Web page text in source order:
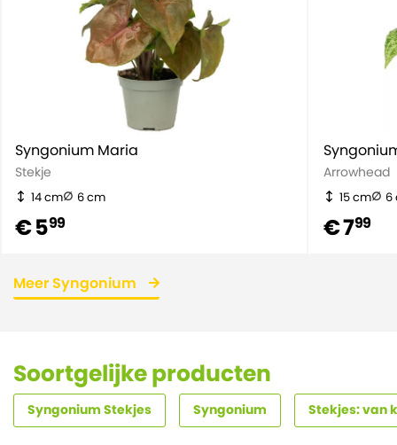
Syngonium Maria
Stekje
14 cm 6 cm
€ 599
Arrowhead
15 cm 6
€ 799
Meer Syngonium
Soortgelijke producten
Syngonium Stekjes Syngonium Stekjes: van